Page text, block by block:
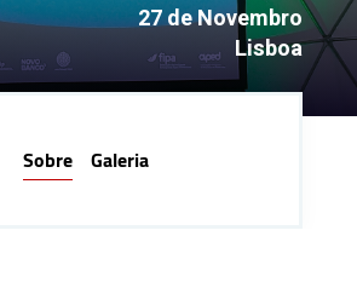
27 de Novembro
Lisboa
Sobre Galeria